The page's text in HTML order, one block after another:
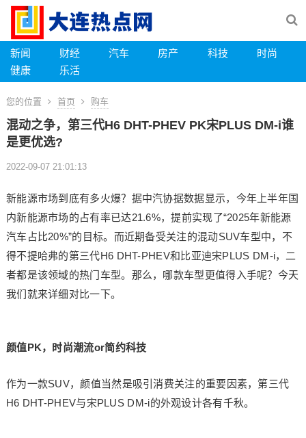
新闻 财经 汽车 房产 科技
时尚
健康
乐活
您的位置 首页 购车
混动之争，第三代H6 DHT-PHEV PK宋PLUS DM-i谁
是更优选?
2022-09-07 21:01:13
新能源市场到底有多火爆？据中汽协据数据显示，今年上半年国
内新能源市场的占有率已达21.6%，提前实现了“2025年新能源
汽车占比20%”的目标。而近期备受关注的混动SUV车型中，不
得不提哈弗的第三代H6 DHT-PHEV和比亚迪宋PLUS DM-i，二
者都是该领域的热门车型。那么，哪款车型更值得入手呢？今天
我们就来详细对比一下。
颜值PK，时尚潮流or简约科技
作为一款SUV，颜值当然是吸引消费关注的重要因素，第三代
H6 DHT-PHEV与宋PLUS DM-i的外观设计各有千秋。